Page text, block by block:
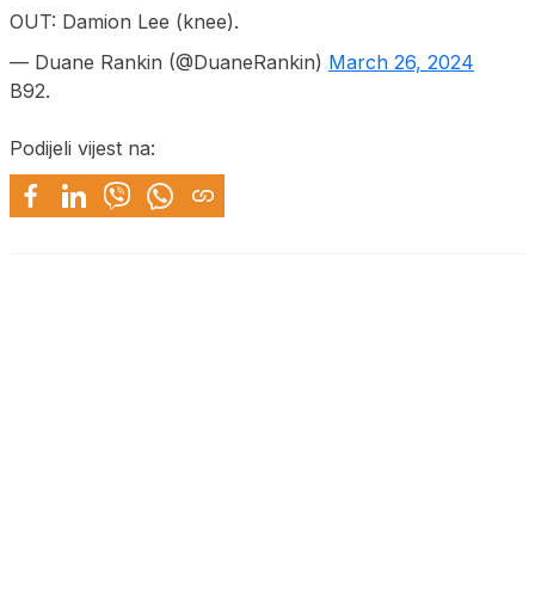
OUT: Damion Lee (knee).
— Duane Rankin (@DuaneRankin) March 26, 2024
B92.
Podijeli vijest na: